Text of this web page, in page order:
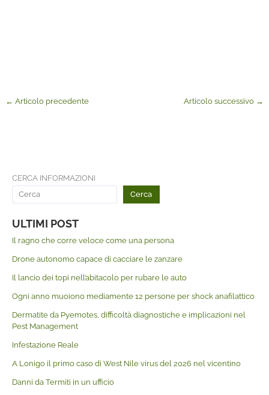
← Articolo precedente Articolo successivo →
CERCA INFORMAZIONI
Cerca
ULTIMI POST
Il ragno che corre veloce come una persona
Drone autonomo capace di cacciare le zanzare
Il lancio dei topi nell’abitacolo per rubare le auto
Ogni anno muoiono mediamente 12 persone per shock anafilattico
Dermatite da Pyemotes, difficoltà diagnostiche e implicazioni nel
Pest Management
Infestazione Reale
A Lonigo il primo caso di West Nile virus del 2026 nel vicentino
Danni da Termiti in un ufficio